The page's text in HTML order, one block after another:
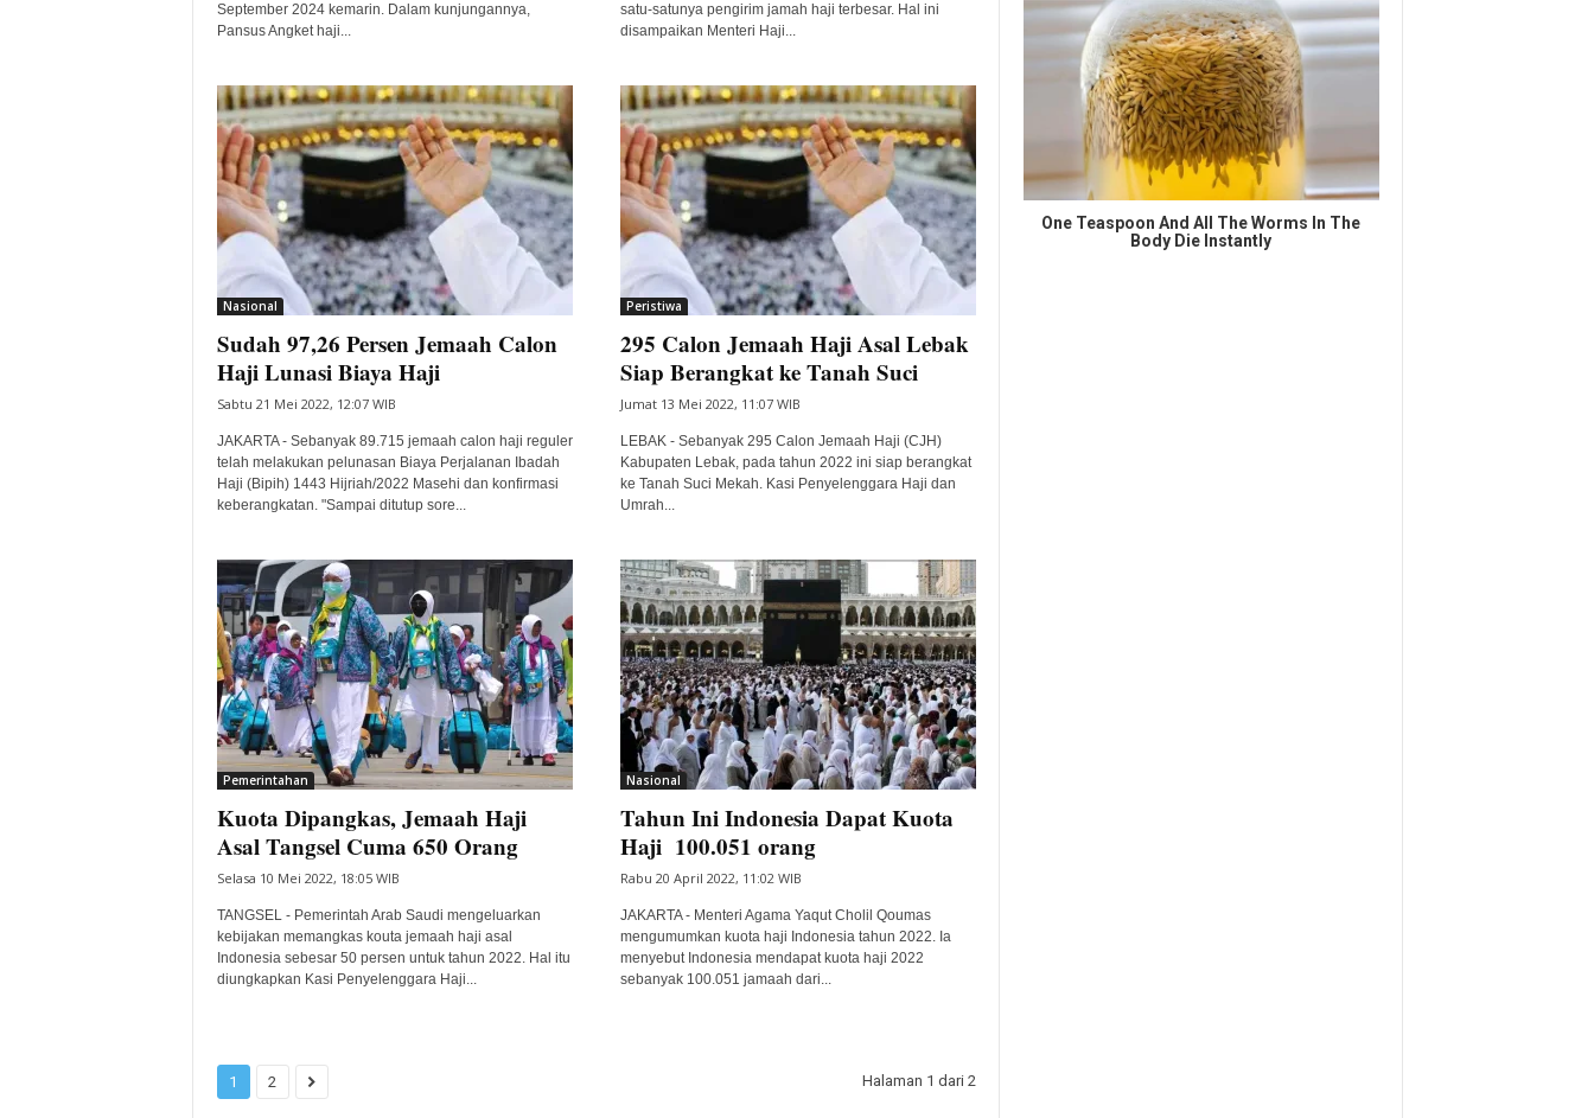
September 2024 kemarin. Dalam kunjungannya,
Pansus Angket haji...
satu-satunya pengirim jamah haji terbesar. Hal ini
disampaikan Menteri Haji...
Nasional
Sudah 97,26 Persen Jemaah Calon
Haji Lunasi Biaya Haji
Sabtu 21 Mei 2022, 12:07 WIB
JAKARTA - Sebanyak 89.715 jemaah calon haji reguler
telah melakukan pelunasan Biaya Perjalanan Ibadah
Haji (Bipih) 1443 Hijriah/2022 Masehi dan konfirmasi
keberangkatan. "Sampai ditutup sore...
Peristiwa
295 Calon Jemaah Haji Asal Lebak
Siap Berangkat ke Tanah Suci
Jumat 13 Mei 2022, 11:07 WIB
LEBAK - Sebanyak 295 Calon Jemaah Haji (CJH)
Kabupaten Lebak, pada tahun 2022 ini siap berangkat
ke Tanah Suci Mekah. Kasi Penyelenggara Haji dan
Umrah...
Pemerintahan
Kuota Dipangkas, Jemaah Haji
Asal Tangsel Cuma 650 Orang
Selasa 10 Mei 2022, 18:05 WIB
TANGSEL - Pemerintah Arab Saudi mengeluarkan
kebijakan memangkas kouta jemaah haji asal
Indonesia sebesar 50 persen untuk tahun 2022. Hal itu
diungkapkan Kasi Penyelenggara Haji...
Nasional
Tahun Ini Indonesia Dapat Kuota
Haji 100.051 orang
Rabu 20 April 2022, 11:02 WIB
JAKARTA - Menteri Agama Yaqut Cholil Qoumas
mengumumkan kuota haji Indonesia tahun 2022. Ia
menyebut Indonesia mendapat kuota haji 2022
sebanyak 100.051 jamaah dari...
1 2 Halaman 1 dari 2
One Teaspoon And All The Worms In The
Body Die Instantly